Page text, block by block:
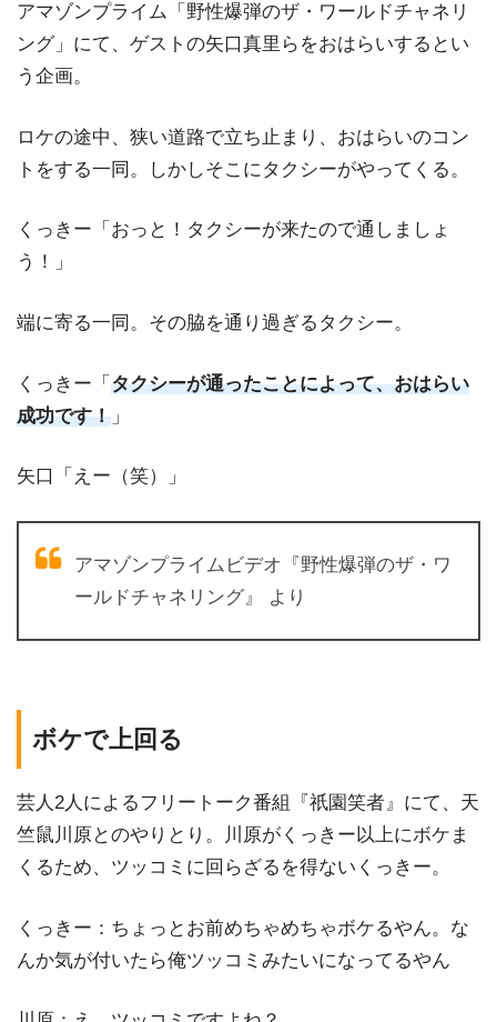
アマゾンプライム「野性爆弾のザ・ワールドチャネリ
ング」にて、ゲストの矢口真里らをおはらいするとい
う企画。
ロケの途中、狭い道路で立ち止まり、おはらいのコン
トをする一同。しかしそこにタクシーがやってくる。
くっきー「おっと！タクシーが来たので通しましょ
う！」
端に寄る一同。その脇を通り過ぎるタクシー。
くっきー「 タクシーが通ったことによって、おはらい
成功です！ 」
矢口「えー（笑）」
アマゾンプライムビデオ『野性爆弾のザ・ワ
ールドチャネリング』 より
ボケで上回る
芸人2人によるフリートーク番組『祇園笑者』にて、天
竺鼠川原とのやりとり。川原がくっきー以上にボケま
くるため、ツッコミに回らざるを得ないくっきー。
くっきー：ちょっとお前めちゃめちゃボケるやん。な
んか気が付いたら俺ツッコミみたいになってるやん